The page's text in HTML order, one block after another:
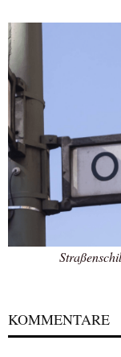
KOMMENTARE